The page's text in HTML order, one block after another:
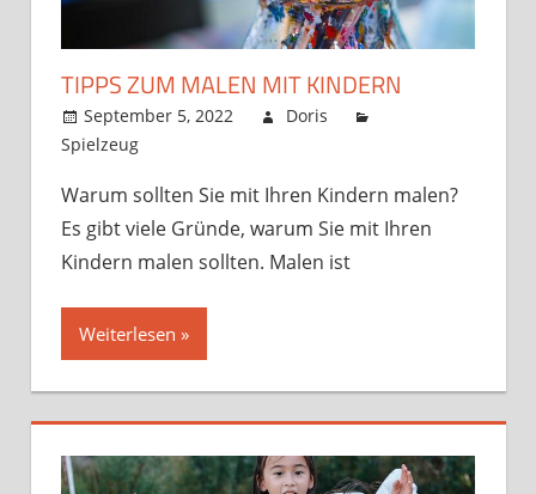
TIPPS ZUM MALEN MIT KINDERN
September 5, 2022
Doris
Spielzeug
Warum sollten Sie mit Ihren Kindern malen?
Es gibt viele Gründe, warum Sie mit Ihren
Kindern malen sollten. Malen ist
Weiterlesen